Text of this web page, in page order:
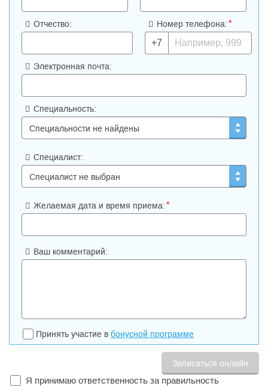
Отчество: Номер телефона:*
+7
Электронная почта:
Специальность:
Специалист:
Желаемая дата и время приема:*
Ваш комментарий:
Принять участие в бонусной программе
Я принимаю ответственность за правильность